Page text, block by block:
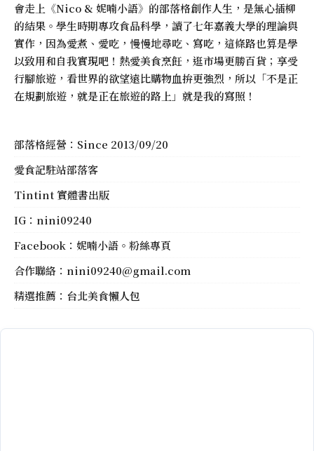
會走上《Nico & 妮喃小語》的部落格創作人生，是無心插柳
的結果。學生時期專攻食品科學，讀了七年嘉義大學的理論與
實作，因為愛煮、愛吃，慢慢地尋吃、寫吃，這條路也算是學
以致用和自我實現吧！熱愛美食烹飪，逛市場更勝百貨；享受
行腳旅遊，看世界的欲望遠比購物血拚更強烈，所以「不是正
在規劃旅遊，就是正在旅遊的路上」就是我的寫照！
部落格經營：Since 2013/09/20
愛食記駐站部落客
Tintint 實體書出版
IG： nini09240
Facebook： 妮喃小語。粉絲專頁
合作聯絡： nini09240@gmail.com
精選推薦： 台北美食懶人包